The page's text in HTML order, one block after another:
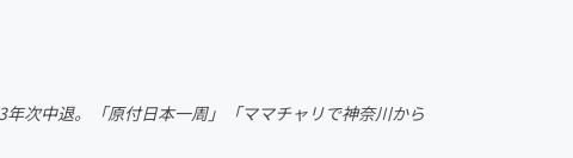
ファッション
次中退。「原付日本一周」「ママチャリで神奈川から